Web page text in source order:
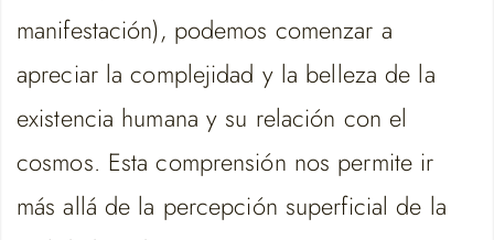
manifestación), podemos comenzar a
apreciar la complejidad y la belleza de la
existencia humana y su relación con el
cosmos. Esta comprensión nos permite ir
más allá de la percepción superficial de la